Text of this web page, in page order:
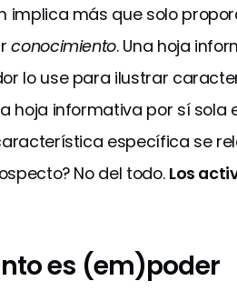
implica más que solo
conocimiento. Una hoja
lo use para ilustrar
hoja informativa por sí
específica se
No del todo. Los
es (em)poder